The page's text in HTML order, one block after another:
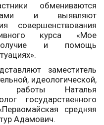
обмениваются
и выявляют
совершенствования
курса «Мое
и помощь
заместитель
идеологической,
работы Наталья
государственного
средняя
Адамович.